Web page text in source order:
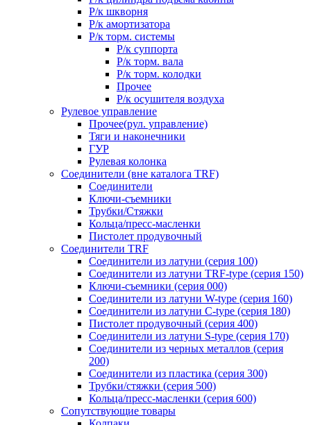
Р/к шкворня
Р/к амортизатора
Р/к торм. системы
Р/к суппорта
Р/к торм. вала
Р/к торм. колодки
Прочее
Р/к осушителя воздуха
Рулевое управление
Прочее(рул. управление)
Тяги и наконечники
ГУР
Рулевая колонка
Соединители (вне каталога TRF)
Соединители
Ключи-cъемники
Трубки/Стяжки
Кольца/пресс-масленки
Пистолет продувочный
Соединители TRF
Соединители из латуни (серия 100)
Соединители из латуни TRF-type (серия 150)
Ключи-съемники (серия 000)
Соединители из латуни W-type (серия 160)
Соединители из латуни С-type (серия 180)
Пистолет продувочный (серия 400)
Соединители из латуни S-type (серия 170)
Соединители из черных металлов (серия
200)
Соединители из пластика (серия 300)
Трубки/стяжки (серия 500)
Кольца/пресс-масленки (серия 600)
Сопутствующие товары